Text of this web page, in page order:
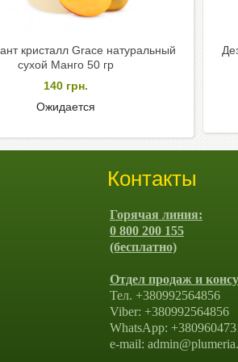
кристалл Grace натуральный
сухой Манго 50 гр
140 грн.
Ожидается
Горячая линия:
0 800 200 155
(бесплатно)
Отдел продаж и
Тел. +380992564856
Viber: +380992564856
WhatsApp:
e-mail: